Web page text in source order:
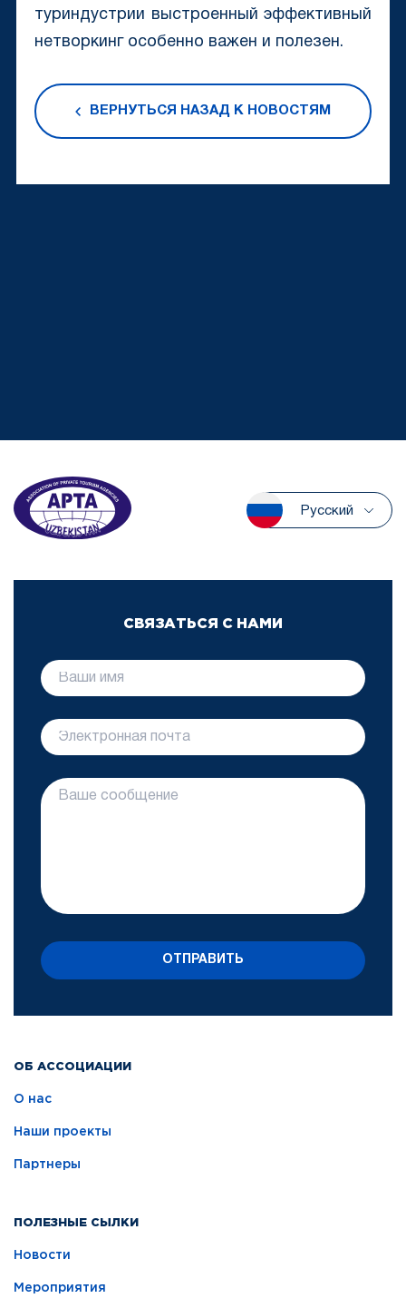
туриндустрии выстроенный эффективный
нетворкинг особенно важен и полезен.
ВЕРНУТЬСЯ НАЗАД К НОВОСТЯМ
Русский
ОБ АССОЦИАЦИИ
О нас
Наши проекты
Партнеры
ПОЛЕЗНЫЕ СЫЛКИ
Новости
Мероприятия
СВЯЗАТЬСЯ С НАМИ
ОТПРАВИТЬ